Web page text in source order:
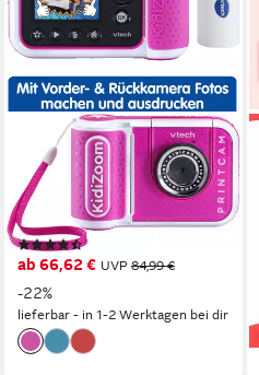
VTECH®
KidiZoom Print Cam
Kinderkamera
5 MP
Auflösung Foto
(58)
ab 66,62 € UVP 84,99 €
-22%
lieferbar - in 1-2 Werktagen bei dir